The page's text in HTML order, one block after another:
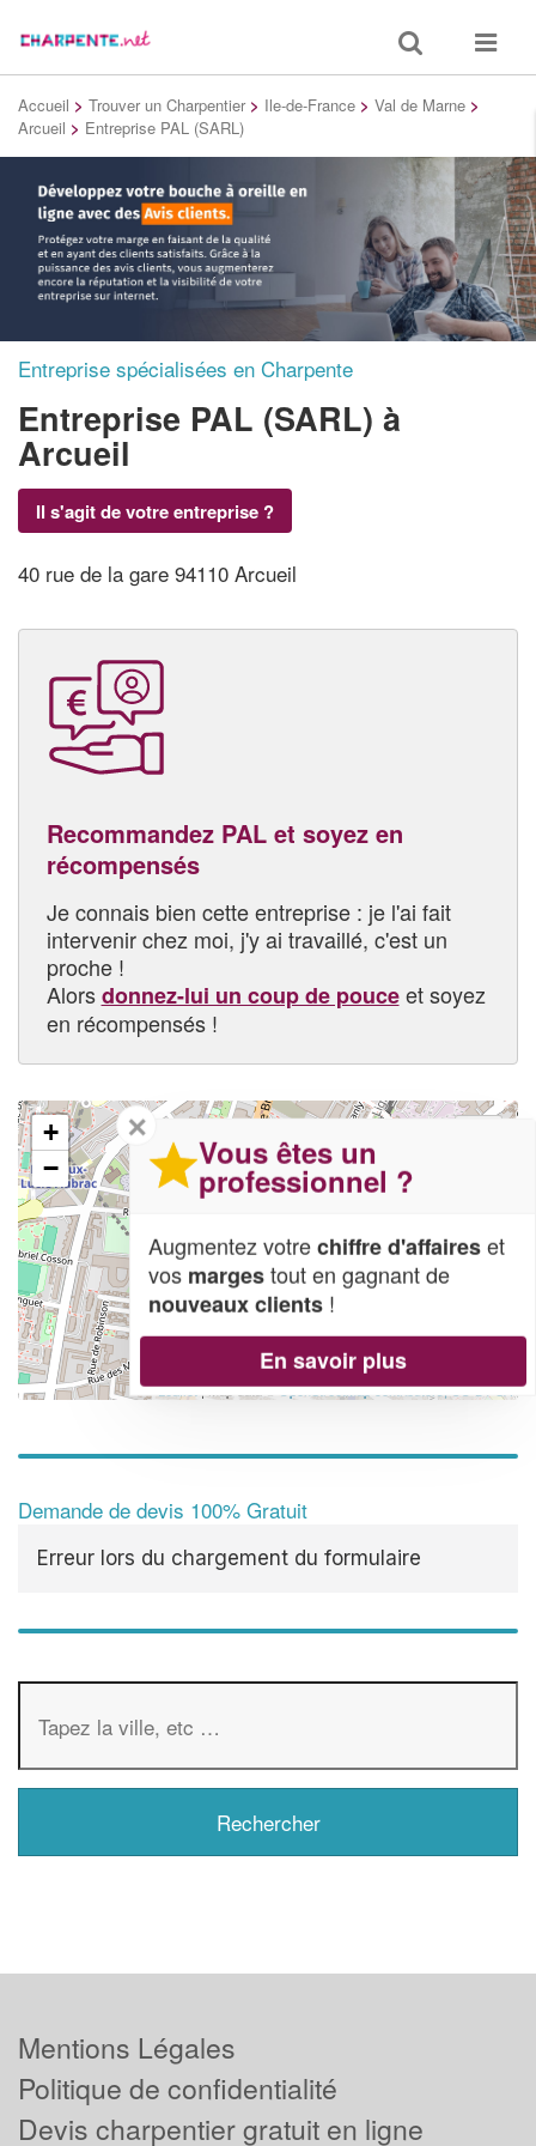
Toggle
search
Toggle
Accueil > Trouver un Charpentier > Ile-de-France > Val de Marne >
Arcueil > Entreprise PAL (SARL)
Entreprise spécialisées en Charpente
Entreprise PAL (SARL) à
Arcueil
Il s'agit de votre entreprise ?
40 rue de la gare 94110 Arcueil
Recommandez PAL et soyez en
récompensés
Je connais bien cette entreprise : je l'ai fait
intervenir chez moi, j'y ai travaillé, c'est un
proche !
Alorsdonnez-lui un coup de pouceet soyez
en récompensés !
+
−
Leaflet| Map data ©OpenStreetMap contributors,CC-BY-SA
Demande de devis 100% Gratuit
Erreur lors du chargement du formulaire
✕
Vous êtes un
professionnel ?
Augmentez votrechiffre d'affaireset
vos margestout en gagnant de
nouveaux clients !
En savoir plus
Mentions Légales
Politique de confidentialité
Devis charpentier gratuit en ligne